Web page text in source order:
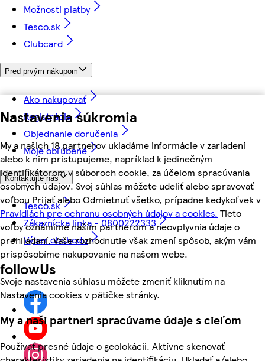
Nastavenia súkromia
My a našich 18 partnerov ukladáme informácie v zariadení
alebo k nim pristupujeme, napríklad k jedinečným
identifikátorom v súboroch cookie, za účelom spracúvania
osobných údajov. Svoj súhlas môžete udeliť alebo spravovať
voľbou Prijať alebo Odmietnuť všetko, prípadne kedykoľvek v
Pravidlách pre ochranu osobných údajov a cookies. Tieto
voľby oznámime našim partnerom a neovplyvnia údaje o
prehliadaní. Vaše rozhodnutie však zmení spôsob, akým vám
prispôsobíme nakupovanie na našom webe.
Svoje nastavenia súhlasu môžete zmeniť kliknutím na
Nastavenia cookies v pätičke stránky.
My a naši partneri spracúvame údaje s cieľom
Používať presné údaje o geolokácii. Aktívne skenovať
Možnosti platby
Tesco.sk
Clubcard
Pred prvým nákupom
Ako nakupovať
Registrácia
Objednanie doručenia
Moje obľúbené
Kontaktujte nás
Tesco.sk
Zákaznícka linka - 0800222333
Výber obchodu
followUs